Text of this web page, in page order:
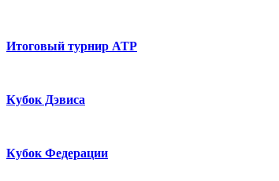
Итоговый турнир ATP
Кубок Дэвиса
Кубок Федерации